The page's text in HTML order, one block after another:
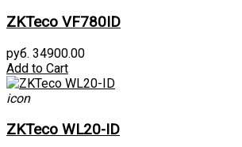
ZKTeco VF780ID
руб. 34900.00
Add to Cart
icon
ZKTeco WL20-ID